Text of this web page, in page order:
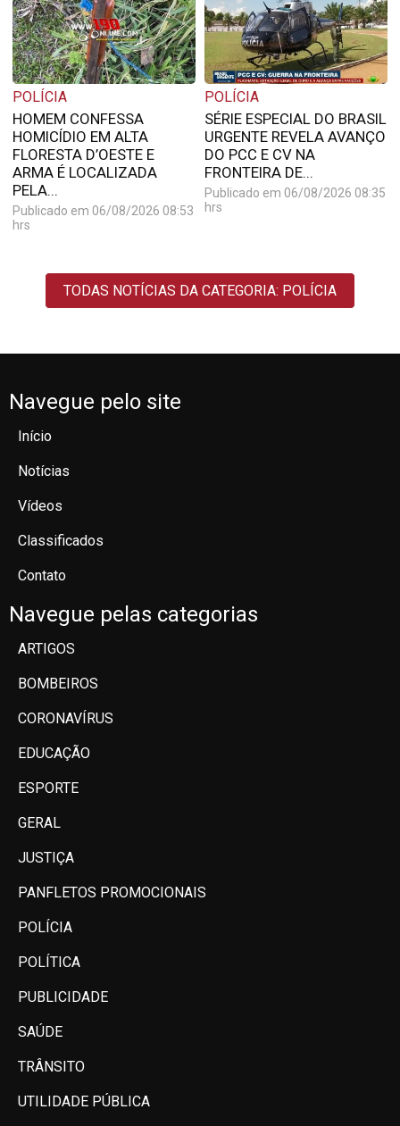
POLÍCIA
HOMEM CONFESSA
HOMICÍDIO EM ALTA
FLORESTA D’OESTE E
ARMA É LOCALIZADA
PELA...
Publicado em 06/08/2026 08:53
hrs
POLÍCIA
SÉRIE ESPECIAL DO BRASIL
URGENTE REVELA AVANÇO
DO PCC E CV NA
FRONTEIRA DE...
Publicado em 06/08/2026 08:35
hrs
TODAS NOTÍCIAS DA CATEGORIA: POLÍCIA
Navegue pelo site
Início
Notícias
Vídeos
Classificados
Contato
Navegue pelas categorias
ARTIGOS
BOMBEIROS
CORONAVÍRUS
EDUCAÇÃO
ESPORTE
GERAL
JUSTIÇA
PANFLETOS PROMOCIONAIS
POLÍCIA
POLÍTICA
PUBLICIDADE
SAÚDE
TRÂNSITO
UTILIDADE PÚBLICA